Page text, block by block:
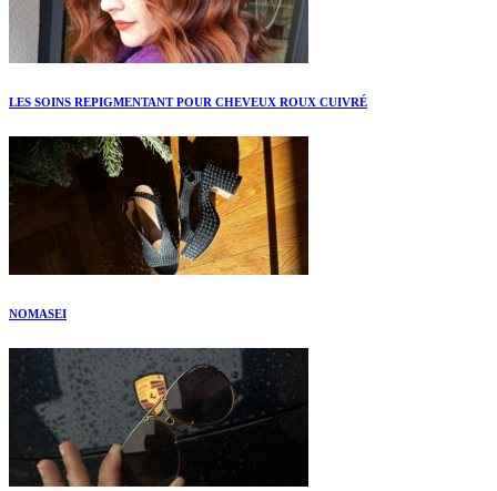
LES SOINS REPIGMENTANT POUR CHEVEUX ROUX CUIVRÉ
NOMASEI